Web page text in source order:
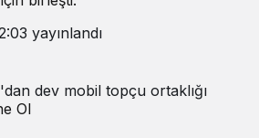
yayınlandı
Ol